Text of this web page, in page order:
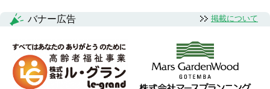
バナー広告 掲載について